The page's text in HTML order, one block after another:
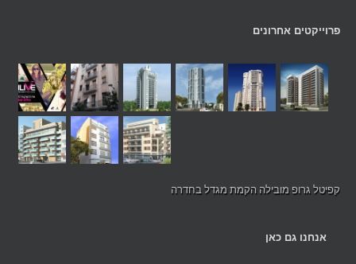
פרוייקטים אחרונים
קפיטל גרופ מובילה הקמת מגדל בחדרה
אנחנו גם כאן